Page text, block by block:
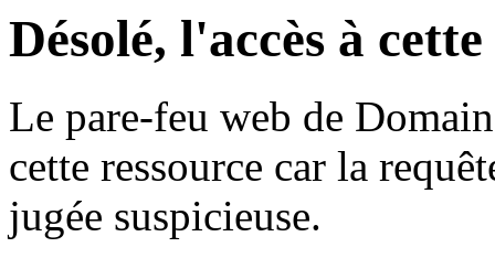
Désolé, l'accès à
Le pare-feu web de
cette ressource car la
jugée suspicieuse.